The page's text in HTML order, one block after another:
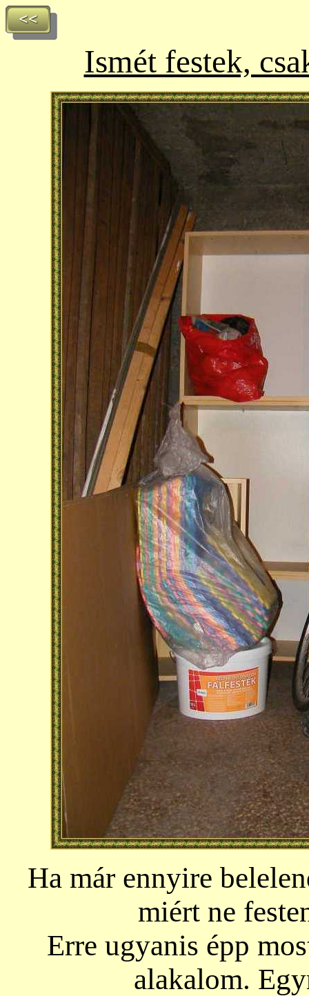
Ismét festek,
Ha már ennyire
miért ne
Erre ugyanis épp
alakalom.